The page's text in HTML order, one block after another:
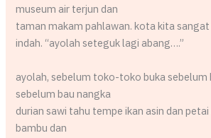
museum air terjun dan
taman makam pahlawan. kota kita sangat
indah. “ayolah seteguk lagi abang….”
ayolah, sebelum toko-toko buka sebelum
sebelum bau nangka
durian sawi tahu tempe ikan asin dan
bambu dan